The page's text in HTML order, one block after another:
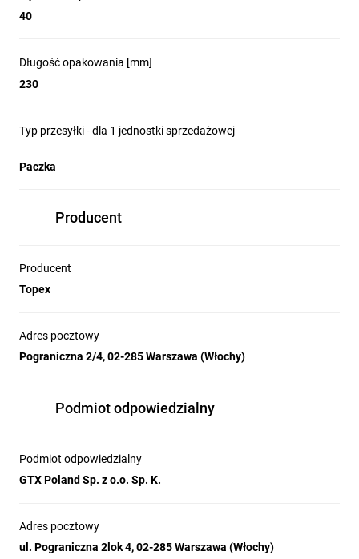
40
Długość opakowania [mm]
230
Typ przesyłki - dla 1 jednostki sprzedażowej
Paczka
Producent
Producent
Topex
Adres pocztowy
Pograniczna 2/4, 02-285 Warszawa (Włochy)
Podmiot odpowiedzialny
Podmiot odpowiedzialny
GTX Poland Sp. z o.o. Sp. K.
Adres pocztowy
ul. Pograniczna 2lok 4, 02-285 Warszawa (Włochy)